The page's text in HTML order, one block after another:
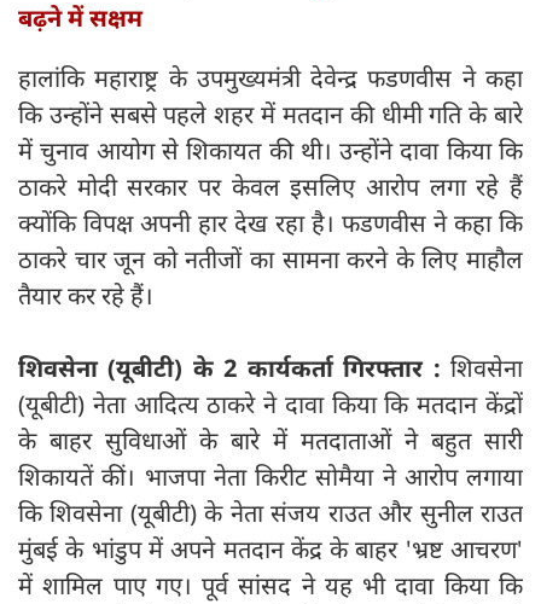
बढ़ने में सक्षम
हालांकि महाराष्ट्र के उपमुख्यमंत्री देवेन्द्र फडणवीस ने कहा
कि उन्होंने सबसे पहले शहर में मतदान की धीमी गति के बारे
में चुनाव आयोग से शिकायत की थी। उन्होंने दावा किया कि
ठाकरे मोदी सरकार पर केवल इसलिए आरोप लगा रहे हैं
क्योंकि विपक्ष अपनी हार देख रहा है। फडणवीस ने कहा कि
ठाकरे चार जून को नतीजों का सामना करने के लिए माहौल
तैयार कर रहे हैं।
शिवसेना (यूबीटी) के 2 कार्यकर्ता गिरफ्तार : शिवसेना
(यूबीटी) नेता आदित्य ठाकरे ने दावा किया कि मतदान केंद्रों
के बाहर सुविधाओं के बारे में मतदाताओं ने बहुत सारी
शिकायतें कीं। भाजपा नेता किरीट सोमैया ने आरोप लगाया
कि शिवसेना (यूबीटी) के नेता संजय राउत और सुनील राउत
मुंबई के भांडुप में अपने मतदान केंद्र के बाहर 'भ्रष्ट आचरण'
में शामिल पाए गए। पूर्व सांसद ने यह भी दावा किया कि